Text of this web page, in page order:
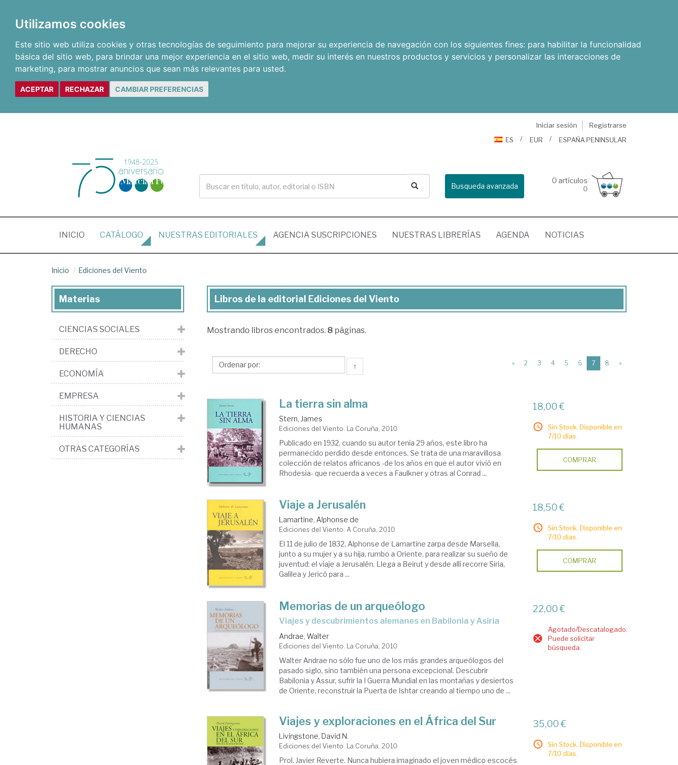
Utilizamos cookies
Este sitio web utiliza cookies y otras tecnologías de seguimiento para mejorar su experiencia de navegación con los siguientes fines: para habilitar la funcionalidad
básica del sitio web, para brindar una mejor experiencia en el sitio web, medir su interés en nuestros productos y servicios y personalizar las interacciones de
marketing, para mostrar anuncios que sean más relevantes para usted.
ACEPTAR RECHAZAR CAMBIAR PREFERENCIAS
Iniciar sesión
Registrarse
ES
EUR ESPAÑA PENINSULAR
Busqueda avanzada
0 artículos
0
INICIO (CURRENT)
CATÁLOGO NUESTRAS EDITORIALES AGENCIA SUSCRIPCIONES NUESTRAS LIBRERÍAS AGENDA NOTICIAS
Inicio Ediciones del Viento
Libros
la
Ediciones
Viento
Libros de la editorial Ediciones del Viento
Mostrando libros encontrados. 8 páginas.
↑ « 2 3 4 5 6 7(current)
8 »
La tierra sin alma
Stern, James
Ediciones del Viento. La Coruña, 2010
Publicado en 1932, cuando su autor tenía 29 años, este libro ha
permanecido perdido desde entonces. Se trata de una maravillosa
colección de relatos africanos -de los años en que el autor vivió en
Rhodesia- que recuerda a veces a Faulkner y otras al Conrad ...
18,00 €
Sin Stock. Disponible en
7/10 días.
COMPRAR
Viaje a Jerusalén
Lamartine, Alphonse de
Ediciones del Viento. A Coruña, 2010
El 11 de julio de 1832, Alphonse de Lamartine zarpa desde Marsella,
junto a su mujer y a su hija, rumbo a Oriente, para realizar su sueño de
juventud: el viaje a Jerusalén. Llega a Beirut y desde allí recorre Siria,
Galilea y Jericó para ...
18,50 €
Sin Stock. Disponible en
7/10 días.
COMPRAR
Memorias de un arqueólogo
viajes y descubrimientos alemanes en Babilonia y Asiria
Andrae, Walter
Ediciones del Viento. La Coruña, 2010
Walter Andrae no sólo fue uno de los más grandes arqueólogos del
pasado siglo, sino también una persona excepcional. Descubrir
Babilonia y Assur, sufrir la I Guerra Mundial en las montañas y desiertos
de Oriente, reconstruir la Puerta de Ishtar creando al tiempo uno de ...
22,00 €
Agotado/Descatalogado.
Puede solicitar
búsqueda.
Viajes y exploraciones en el África del Sur
Livingstone, David N.
Ediciones del Viento. La Coruña, 2010
Prol. Javier Reverte. Nunca hubiera imaginado el joven médico escocés
35,00 €
Sin Stock. Disponible en
7/10 días.
Materias
CIENCIAS SOCIALES
DERECHO
ECONOMÍA
EMPRESA
HISTORIA Y CIENCIAS
HUMANAS
OTRAS CATEGORÍAS